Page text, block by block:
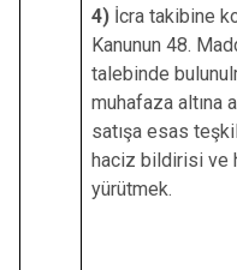
4)İcra takibine
Kanunun 48.
talebinde
muhafaza altına
satışa esas
haciz bildirisi ve
yürütmek.